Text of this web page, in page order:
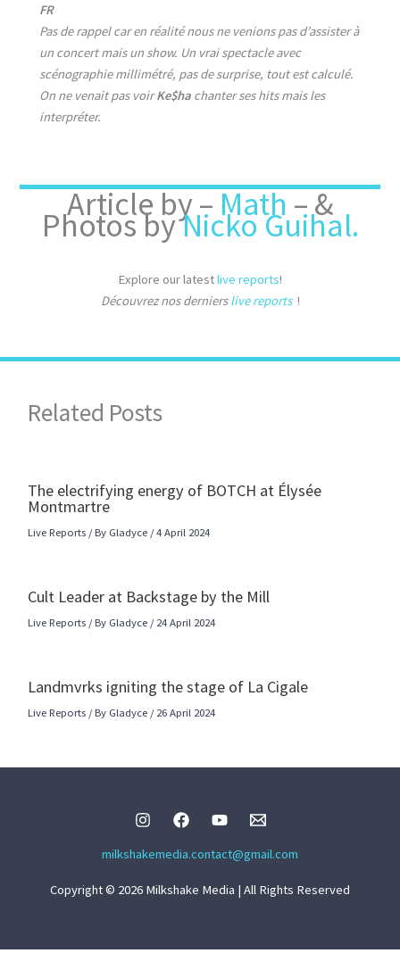
FR
Pas de rappel car en réalité nous ne venions pas d’assister à
un concert mais un show. Un vrai spectacle avec
scénographie millimétré, pas de surprise, tout est calculé.
On ne venait pas voirKe$ha chanter ses hits mais les
interpréter.
Article by – Math – &
Photos byNicko Guihal.
Explore our latestlive reports!
Découvrez nos dernierslive reports !
Related Posts
The electrifying energy of BOTCH at Élysée
Montmartre
Live Reports / By Gladyce /4 April 2024
Cult Leader at Backstage by the Mill
Live Reports / By Gladyce /24 April 2024
Landmvrks igniting the stage of La Cigale
Live Reports / By Gladyce /26 April 2024
milkshakemedia.contact@gmail.com
Copyright © 2026 Milkshake Media | All Rights Reserved